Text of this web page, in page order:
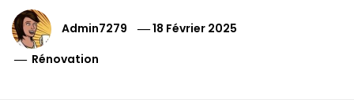
Admin7279
18 Février 2025
Rénovation